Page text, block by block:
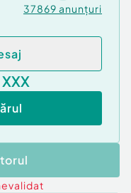
37869 anunțuri